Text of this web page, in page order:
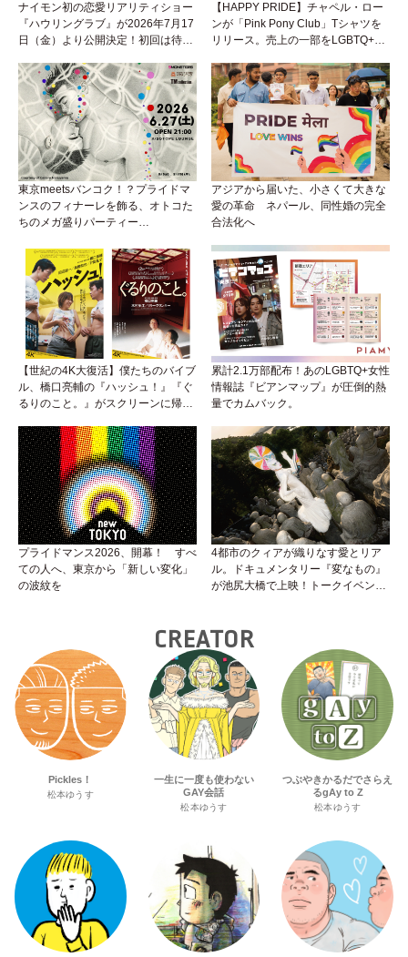
ナイモン初の恋愛リアリティショー
『ハウリングラブ』が2026年7月17
日（金）より公開決定！初回は待望
【HAPPY PRIDE】チャペル・ロー
ンが「Pink Pony Club」Tシャツを
リリース。売上の一部をLGBTQ+＆
ジェクトへ寄付
東京meetsバンコク！？プライドマ
ンスのフィナーレを飾る、オトコた
ちのメガ盛りパーティー
来！
アジアから届いた、小さくて大きな
愛の革命 ネパール、同性婚の完全
合法化へ
【世紀の4K大復活】僕たちのバイブ
ル、橋口亮輔の『ハッシュ！』『ぐ
るりのこと。』がスクリーンに帰っ
ていくためのサバイバル・ガイド
累計2.1万部配布！あのLGBTQ+女性
情報誌『ビアンマップ』が圧倒的熱
量でカムバック。
プライドマンス2026、開幕！ すべ
ての人へ、東京から「新しい変化」
の波紋を
4都市のクィアが織りなす愛とリア
ル。ドキュメンタリー『変なもの』
が池尻大橋で上映！トークイベント
CREATOR
Pickles！
松本ゆうす
一生に一度も使わない
GAY会話
松本ゆうす
つぶやきかるだでさらえ
るgAy to Z
松本ゆうす